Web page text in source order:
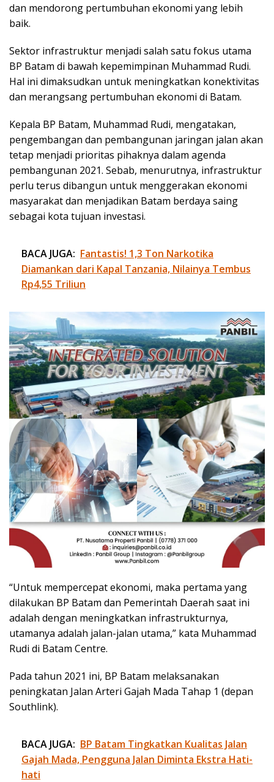
dan mendorong pertumbuhan ekonomi yang lebih
baik.
Sektor infrastruktur menjadi salah satu fokus utama
BP Batam di bawah kepemimpinan Muhammad Rudi.
Hal ini dimaksudkan untuk meningkatkan konektivitas
dan merangsang pertumbuhan ekonomi di Batam.
Kepala BP Batam, Muhammad Rudi, mengatakan,
pengembangan dan pembangunan jaringan jalan akan
tetap menjadi prioritas pihaknya dalam agenda
pembangunan 2021. Sebab, menurutnya, infrastruktur
perlu terus dibangun untuk menggerakan ekonomi
masyarakat dan menjadikan Batam berdaya saing
sebagai kota tujuan investasi.
BACA JUGA: Fantastis! 1,3 Ton Narkotika
Diamankan dari Kapal Tanzania, Nilainya Tembus
Rp4,55 Triliun
“Untuk mempercepat ekonomi, maka pertama yang
dilakukan BP Batam dan Pemerintah Daerah saat ini
adalah dengan meningkatkan infrastrukturnya,
utamanya adalah jalan-jalan utama,” kata Muhammad
Rudi di Batam Centre.
Pada tahun 2021 ini, BP Batam melaksanakan
peningkatan Jalan Arteri Gajah Mada Tahap 1 (depan
Southlink).
BACA JUGA: BP Batam Tingkatkan Kualitas Jalan
Gajah Mada, Pengguna Jalan Diminta Ekstra Hati-
hati